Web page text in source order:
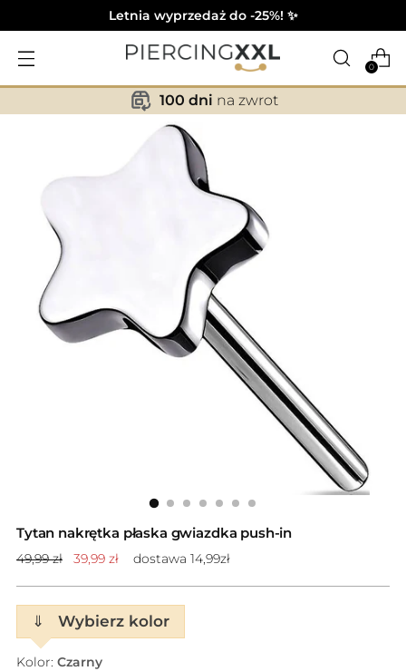
Letnia wyprzedaż do -25%! ✨
0
✕
100 dni na zwrot
Tytan nakrętka płaska gwiazdka push-in
Cena
49,99 zł 39,99 zł dostawa 14,99zł
⇓ Wybierz kolor
Kolor: Czarny